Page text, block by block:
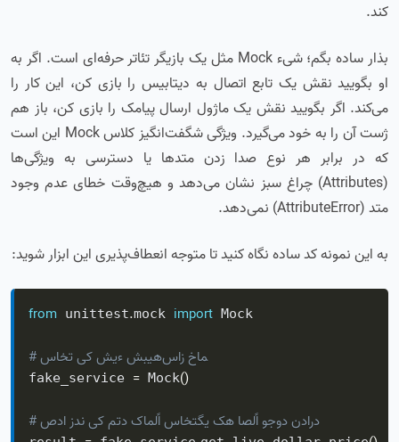
کند.
بذار ساده بگم؛ شیء Mock مثل یک بازیگر تئاتر حرفه‌ای است. اگر به
او بگویید نقش یک تابع اتصال به دیتابیس را بازی کن، این کار را
می‌کند. اگر بگویید نقش یک ماژول ارسال پیامک را بازی کن، باز هم
ژست آن را به خود می‌گیرد. ویژگی شگفت‌انگیز کلاس Mock این است
که در برابر هر نوع صدا زدن متدها یا دسترسی به ویژگی‌ها
(Attributes) چراغ سبز نشان می‌دهد و هیچ‌وقت خطای عدم وجود
متد (AttributeError) نمی‌دهد.
به این نمونه کد ساده نگاه کنید تا متوجه انعطاف‌پذیری این ابزار شوید:
from unittest.mock import Mock
# ساخت یک شیء شبیه‌ساز خام
fake_service = Mock()
# صدا زدن یک متد کاملاً ساختگی که اصلاً وجود ندارد